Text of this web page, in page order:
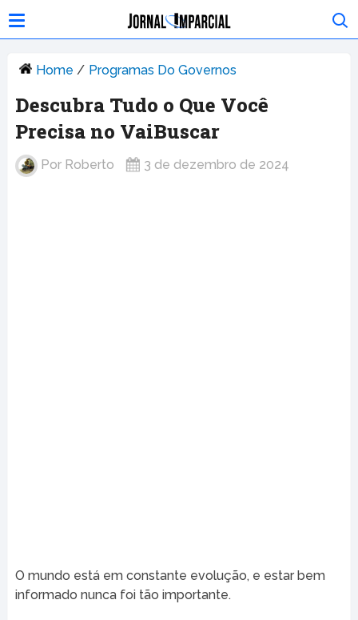
Home / Programas Do Governos
Descubra Tudo o Que Você
Precisa no VaiBuscar
Por Roberto 3 de dezembro de 2024
O mundo está em constante evolução, e estar bem
informado nunca foi tão importante.